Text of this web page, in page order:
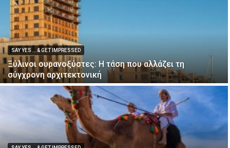
SAY YES ...& GET IMPRESSED
Ξύλινοι ουρανοξύστες: Η τάση που αλλάζει τη
σύγχρονη αρχιτεκτονική